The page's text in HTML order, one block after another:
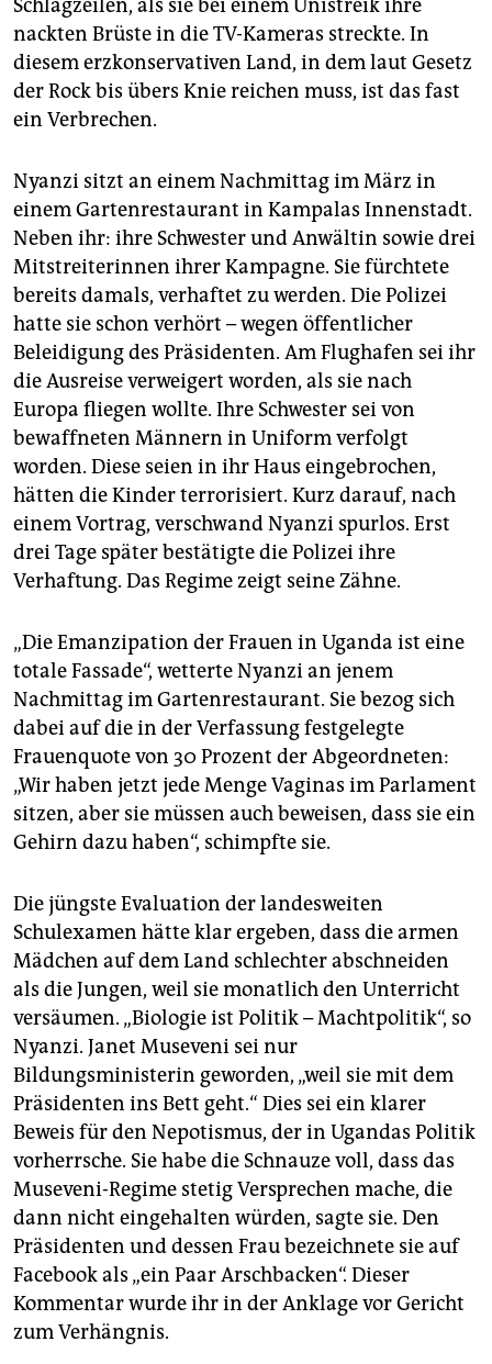
Schlagzeilen, als sie bei einem Unistreik ihre
nackten Brüste in die TV-Kameras streckte. In
diesem erzkonservativen Land, in dem laut Gesetz
der Rock bis übers Knie reichen muss, ist das fast
ein Verbrechen.
Nyanzi sitzt an einem Nachmittag im März in
einem Gartenrestaurant in Kampalas Innenstadt.
Neben ihr: ihre Schwester und Anwältin sowie drei
Mitstreiterinnen ihrer Kampagne. Sie fürchtete
bereits damals, verhaftet zu werden. Die Polizei
hatte sie schon verhört – wegen öffentlicher
Beleidigung des Präsidenten. Am Flughafen sei ihr
die Ausreise verweigert worden, als sie nach
Europa fliegen wollte. Ihre Schwester sei von
bewaffneten Männern in Uniform verfolgt
worden. Diese seien in ihr Haus eingebrochen,
hätten die Kinder terrorisiert. Kurz darauf, nach
einem Vortrag, verschwand Nyanzi spurlos. Erst
drei Tage später bestätigte die Polizei ihre
Verhaftung. Das Regime zeigt seine Zähne.
„Die Emanzipation der Frauen in Uganda ist eine
totale Fassade“, wetterte Nyanzi an jenem
Nachmittag im Gartenrestaurant. Sie bezog sich
dabei auf die in der Verfassung festgelegte
Frauenquote von 30 Prozent der Abgeordneten:
„Wir haben jetzt jede Menge Vaginas im Parlament
sitzen, aber sie müssen auch beweisen, dass sie ein
Gehirn dazu haben“, schimpfte sie.
Die jüngste Evaluation der landesweiten
Schulexamen hätte klar ergeben, dass die armen
Mädchen auf dem Land schlechter abschneiden
als die Jungen, weil sie monatlich den Unterricht
versäumen. „Biologie ist Politik – Machtpolitik“, so
Nyanzi. Janet Museveni sei nur
Bildungsministerin geworden, „weil sie mit dem
Präsidenten ins Bett geht.“ Dies sei ein klarer
Beweis für den Nepotismus, der in Ugandas Politik
vorherrsche. Sie habe die Schnauze voll, dass das
Museveni-Regime stetig Versprechen mache, die
dann nicht eingehalten würden, sagte sie. Den
Präsidenten und dessen Frau bezeichnete sie auf
Facebook als „ein Paar Arschbacken“. Dieser
Kommentar wurde ihr in der Anklage vor Gericht
zum Verhängnis.